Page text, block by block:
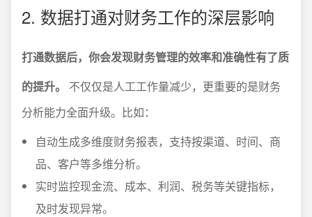
2. 数据打通对财务工作的深层影响
打通数据后，你会发现财务管理的效率和准确性有了质
的提升。
不仅仅是人工工作量减少，更重要的是财务
分析能力全面升级。比如：
自动生成多维度财务报表，支持按渠道、时间、商
品、客户等多维分析。
实时监控现金流、成本、利润、税务等关键指标，
及时发现异常。